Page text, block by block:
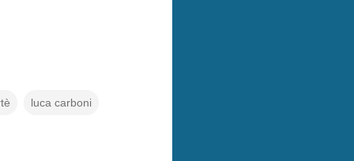
luca carboni